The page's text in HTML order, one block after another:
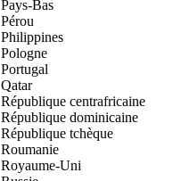
Pays-Bas
Pérou
Philippines
Pologne
Portugal
Qatar
République centrafricaine
République dominicaine
République tchèque
Roumanie
Royaume-Uni